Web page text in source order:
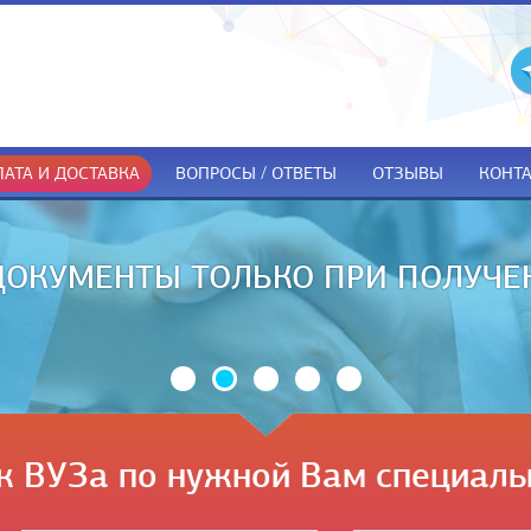
И ДОСТАВКА ВОПРОСЫ / ОТВЕТЫ ОТЗЫВЫ
ТОЛЬКО ПРИ
ВУЗа по нужной Вам